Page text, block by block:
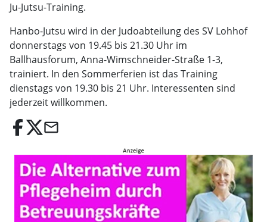
Ju-Jutsu-Training.
Hanbo-Jutsu wird in der Judoabteilung des SV Lohhof
donnerstags von 19.45 bis 21.30 Uhr im
Ballhausforum, Anna-Wimschneider-Straße 1-3,
trainiert. In den Sommerferien ist das Training
dienstags von 19.30 bis 21 Uhr. Interessenten sind
jederzeit willkommen.
email